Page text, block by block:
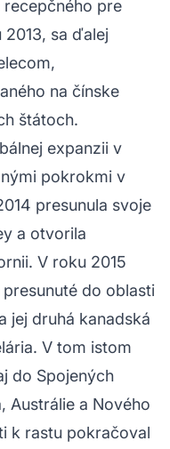
pre
sa ďalej
na čínske
štátoch.
expanzii v
pokrokmi v
presunula svoje
a otvorila
V roku 2015
do oblasti
jej druhá kanadská
V tom istom
do Spojených
Austrálie a Nového
k rastu pokračoval